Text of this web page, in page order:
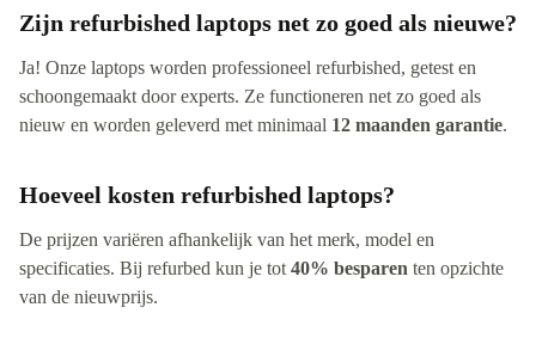
Zijn refurbished laptops net zo goed als nieuwe?
Ja! Onze laptops worden professioneel refurbished, getest en
schoongemaakt door experts. Ze functioneren net zo goed als
nieuw en worden geleverd met minimaal 12 maanden garantie.
Hoeveel kosten refurbished laptops?
De prijzen variëren afhankelijk van het merk, model en
specificaties. Bij refurbed kun je tot 40% besparen ten opzichte
van de nieuwprijs.